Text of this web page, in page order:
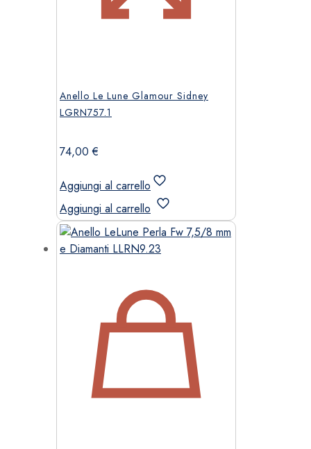
Anello Le Lune Glamour Sidney
LGRN757.1
74,00€
Aggiungi al carrello
Aggiungi al carrello